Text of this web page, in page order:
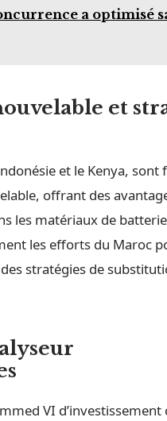
a optimisé
et
et le Kenya,
offrant des
les matériaux de
les efforts du Maroc
stratégies de
VI d’investissement